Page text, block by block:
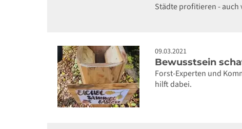
Städte profitieren -
09.03.2021
Bewusstsein
Forst-Experten und
hilft dabei.